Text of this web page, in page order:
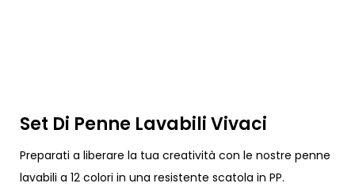
Set Di Penne Lavabili Vivaci
Preparati a liberare la tua creatività con le nostre penne
lavabili a 12 colori in una resistente scatola in PP.